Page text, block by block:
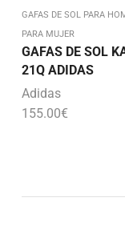
GAFAS DE SOL PARA
PARA MUJER
GAFAS DE SOL
21Q ADIDAS
Adidas
155.00€